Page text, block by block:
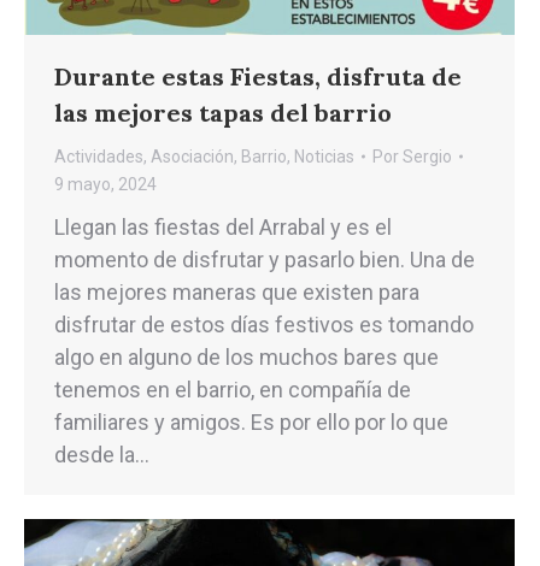
Durante estas Fiestas, disfruta de
las mejores tapas del barrio
Actividades, Asociación, Barrio, Noticias PorSergio
9 mayo, 2024
Llegan las fiestas del Arrabal y es el
momento de disfrutar y pasarlo bien. Una de
las mejores maneras que existen para
disfrutar de estos días festivos es tomando
algo en alguno de los muchos bares que
tenemos en el barrio, en compañía de
familiares y amigos. Es por ello por lo que
desde la…